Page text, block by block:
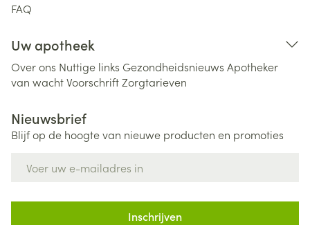
FAQ
Uw apotheek
Over ons Nuttige links Gezondheidsnieuws Apotheker
van wachtVoorschriftZorgtarieven
Nieuwsbrief
Blijf op de hoogte van nieuwe producten en promoties
Inschrijven